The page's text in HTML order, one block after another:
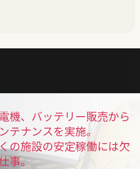
機、バッテリー販売から
テナンスを実施。
の施設の安定稼働には欠
事。